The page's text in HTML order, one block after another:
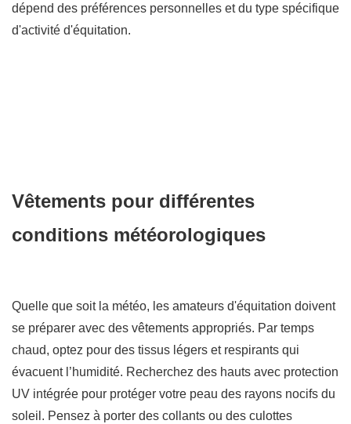
dépend des préférences personnelles et du type spécifique
d'activité d'équitation.
Vêtements pour différentes
conditions météorologiques
Quelle que soit la météo, les amateurs d'équitation doivent
se préparer avec des vêtements appropriés. Par temps
chaud, optez pour des tissus légers et respirants qui
évacuent l’humidité. Recherchez des hauts avec protection
UV intégrée pour protéger votre peau des rayons nocifs du
soleil. Pensez à porter des collants ou des culottes